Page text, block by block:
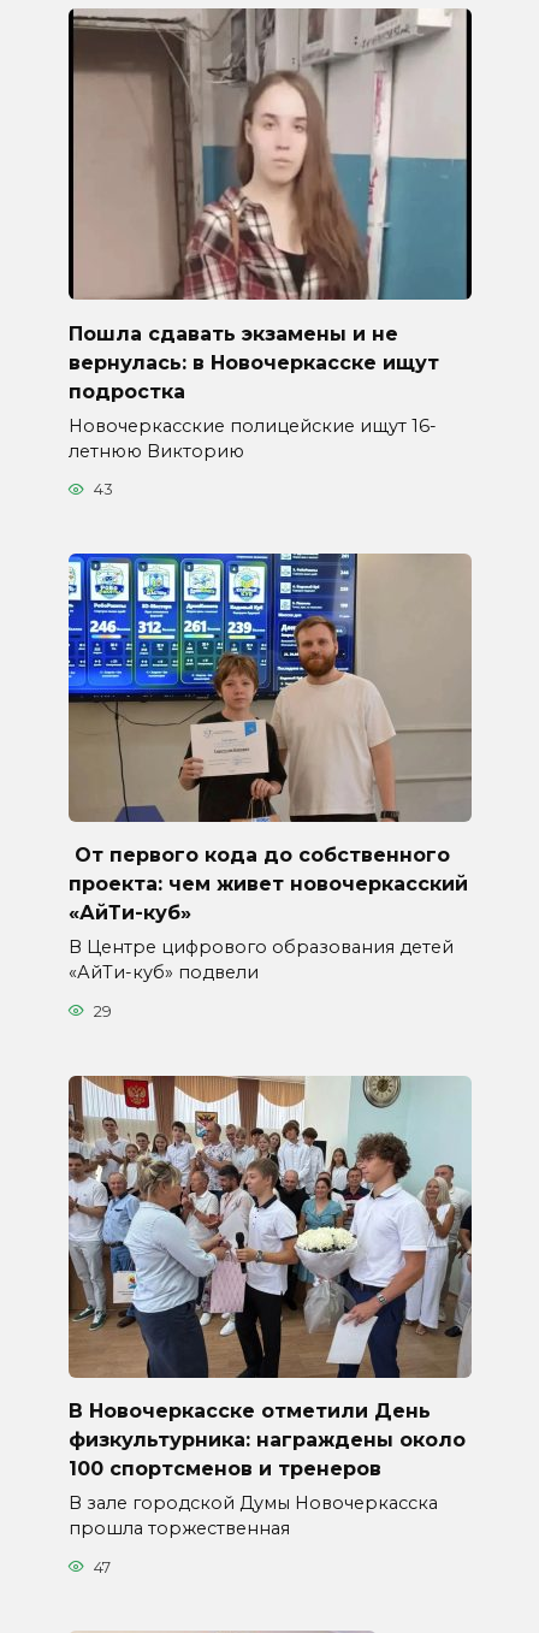
Пошла сдавать экзамены и не
вернулась: в Новочеркасске ищут
подростка
Новочеркасские полицейские ищут 16-
летнюю Викторию
43
От первого кода до собственного
проекта: чем живет новочеркасский
«АйТи-куб»
В Центре цифрового образования детей
«АйТи-куб» подвели
29
В Новочеркасске отметили День
физкультурника: награждены около
100 спортсменов и тренеров
В зале городской Думы Новочеркасска
прошла торжественная
47